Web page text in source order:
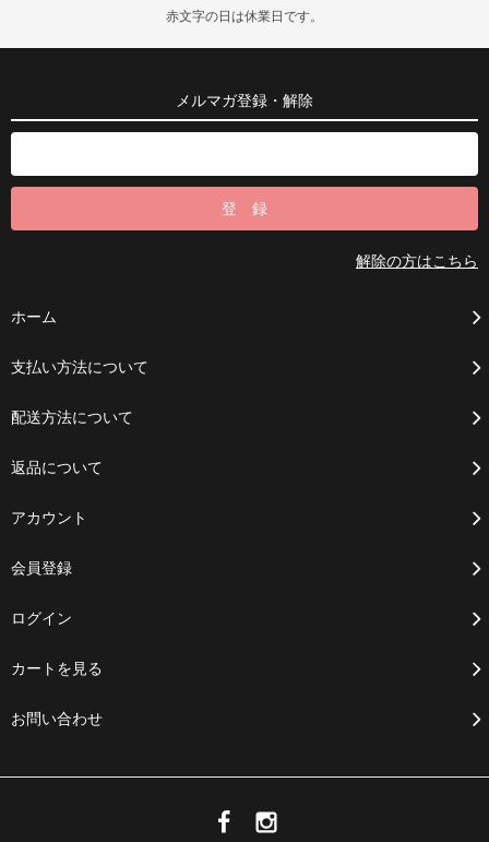
赤文字の日は休業日です。
メルマガ登録・解除
解除の方はこちら
ホーム
支払い方法について
配送方法について
返品について
アカウント
会員登録
ログイン
カートを見る
お問い合わせ